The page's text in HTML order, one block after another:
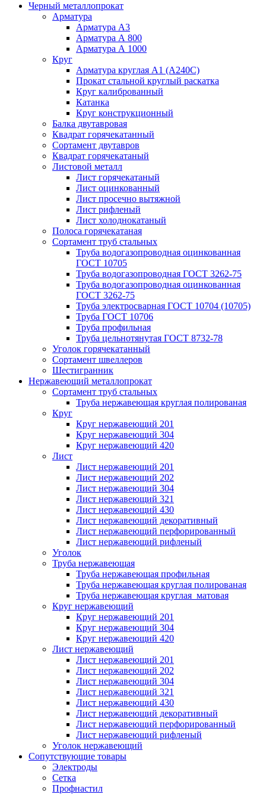
Черный металлопрокат
Арматура
Арматура А3
Арматура А 800
Арматура А 1000
Круг
Арматура круглая А1 (А240C)
Прокат стальной круглый раскатка
Круг калиброванный
Катанка
Круг конструкционный
Балка двутавровая
Квадрат горячекатанный
Сортамент двутавров
Квадрат горячекатаный
Листовой металл
Лист горячекатаный
Лист оцинкованный
Лист просечно вытяжной
Лист рифленый
Лист холоднокатаный
Полоса горячекатаная
Сортамент труб стальных
Труба водогазопроводная оцинкованная
ГОСТ 10705
Труба водогазопроводная ГОСТ 3262-75
Труба водогазопроводная оцинкованная
ГОСТ 3262-75
Труба электросварная ГОСТ 10704 (10705)
Труба ГОСТ 10706
Труба профильная
Труба цельнотянутая ГОСТ 8732-78
Уголок горячекатанный
Сортамент швеллеров
Шестигранник
Нержавеющий металлопрокат
Сортамент труб стальных
Труба нержавеющая круглая полированая
Круг
Круг нержавеющий 201
Круг нержавеющий 304
Круг нержавеющий 420
Лист
Лист нержавеющий 201
Лист нержавеющий 202
Лист нержавеющий 304
Лист нержавеющий 321
Лист нержавеющий 430
Лист нержавеющий декоративный
Лист нержавеющий перфорированный
Лист нержавеющий рифленый
Уголок
Труба нержавеющая
Труба нержавеющая профильная
Труба нержавеющая круглая полированая
Труба нержавеющая круглая матовая
Круг нержавеющий
Круг нержавеющий 201
Круг нержавеющий 304
Круг нержавеющий 420
Лист нержавеющий
Лист нержавеющий 201
Лист нержавеющий 202
Лист нержавеющий 304
Лист нержавеющий 321
Лист нержавеющий 430
Лист нержавеющий декоративный
Лист нержавеющий перфорированный
Лист нержавеющий рифленый
Уголок нержавеющий
Cопутствующие товары
Электроды
Сетка
Профнастил